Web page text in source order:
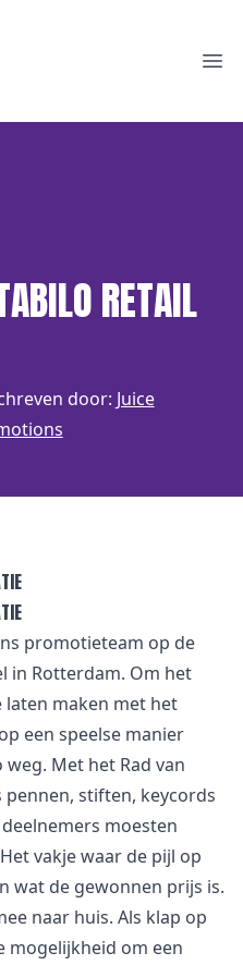
RETAIL
door: Juice
promotieteam op de
in Rotterdam. Om het
maken met het
een speelse manier
Met het Rad van
stiften, keycords
moesten
vakje waar de pijl op
wat de gewonnen prijs is.
naar huis. Als klap op
mogelijkheid om een